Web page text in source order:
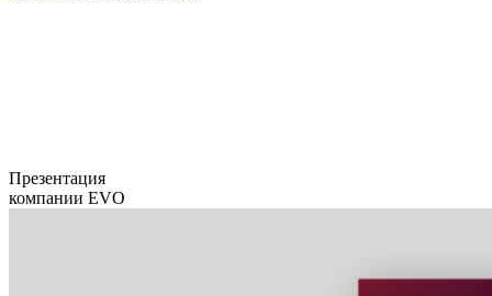
Презентация
компании EVO